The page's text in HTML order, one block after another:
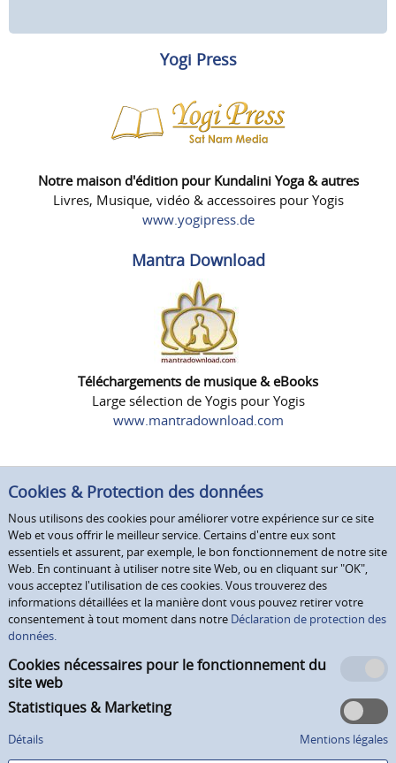
Yogi Press
Notre maison d'édition pour Kundalini Yoga & autres
Livres, Musique, vidéo & accessoires pour Yogis
www.yogipress.de
Mantra Download
Téléchargements de musique & eBooks
Large sélection de Yogis pour Yogis
www.mantradownload.com
Cookies & Protection des données
Nous utilisons des cookies pour améliorer votre expérience sur ce site
Web et vous offrir le meilleur service. Certains d'entre eux sont
essentiels et assurent, par exemple, le bon fonctionnement de notre site
Web. En continuant à utiliser notre site Web, ou en cliquant sur "OK",
vous acceptez l'utilisation de ces cookies. Vous trouverez des
informations détaillées et la manière dont vous pouvez retirer votre
consentement à tout moment dans notre Déclaration de protection des
données.
Cookies nécessaires pour le fonctionnement du
site web
Statistiques & Marketing
Détails Mentions légales